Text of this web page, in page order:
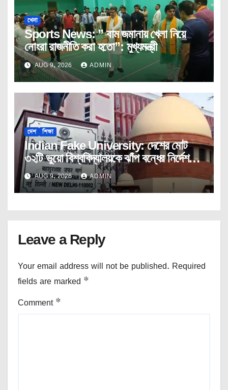
খেলা
Sports News: ” বাম জমানায় খেলা নিয়ে
নোংরা রাজনীতি করা হতো”: মুখ্যমন্ত্রী
AUG 9, 2026 ADMIN
দেশ শিক্ষা
Indian Fake University: দেশের মোট
৩২টি ভুয়ো বিশ্ববিদ্যালয়কে ঝাঁপ বন্ধের নির্দেশ
ইউজিসির।
AUG 9, 2026 ADMIN
Leave a Reply
Your email address will not be published. Required
fields are marked *
Comment *